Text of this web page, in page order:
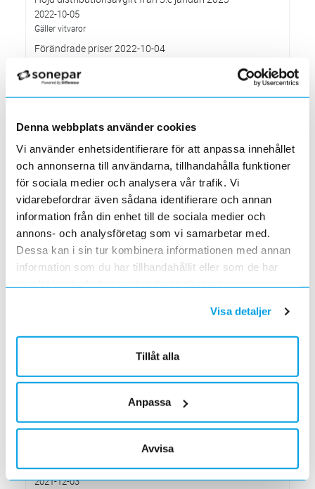
Denna webbplats använder cookies
Vi använder enhetsidentifierare för att anpassa innehållet
och annonserna till användarna, tillhandahålla funktioner
för sociala medier och analysera vår trafik. Vi
vidarebefordrar även sådana identifierare och annan
information från din enhet till de sociala medier och
annons- och analysföretag som vi samarbetar med.
Dessa kan i sin tur kombinera informationen med annan
information som du har tillhandahållit eller som de har
samlat in när du har använt deras tjänster.
Visa detaljer
Tillåt alla
Anpassa
Avvisa
2022-10-05
Gäller vitvaror
Förändrade priser 2022-10-04
Välkommen till våra nya lokaler i Södertälje
2022-05-31
Förändrade priser 2022-06-30
2022-05-27
Grundkurs för installatörer av Charge Amps produkter
2022-04-01
En grundläggande certifieringsutbildning för installatörer
Förändrade priser 2022-05-01
2022-03-31
Med anledning av stigande råvarupriser.
Ecovadis ger Elektroskandia högsta betyg inom
Det oberoende analysföretaget Ecovadis har tilldelat
hållbarhetsarbete.
Med anledning av Rysslands invasion av Ukraina
har Elektroskandia adresserat och tagit avstånd från alla
pågående affärsrelationer med Ryssland & Belarus.
2022-03-01
Med anledning av stigande komponent- och metallpriser.
Prisavisering per den 4:e januari 2022
2021-12-03